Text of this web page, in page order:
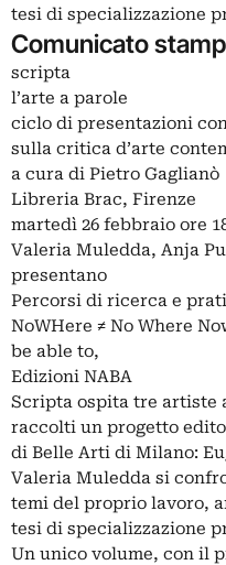
tesi di specializzazione
Comunicato
scripta
l’arte a parole
ciclo di presentazioni
sulla critica d’arte
a cura di Pietro Gaglianò
Libreria Brac, Firenze
martedì 26 febbraio ore
Valeria Muledda, Anja
presentano
Percorsi di ricerca e
NoWHere ≠ No Where
be able to,
Edizioni NABA
Scripta ospita tre
raccolti un progetto
di Belle Arti di Milano:
Valeria Muledda si
temi del proprio lavoro,
tesi di specializzazione
Un unico volume, con il